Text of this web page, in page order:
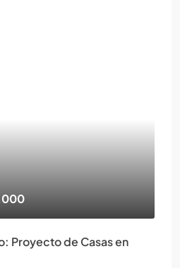
Proyecto de Casas en